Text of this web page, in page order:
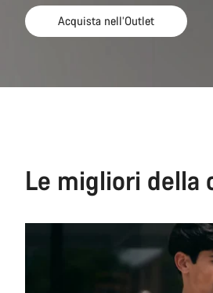
Acquista nell’Outlet
Le migliori della